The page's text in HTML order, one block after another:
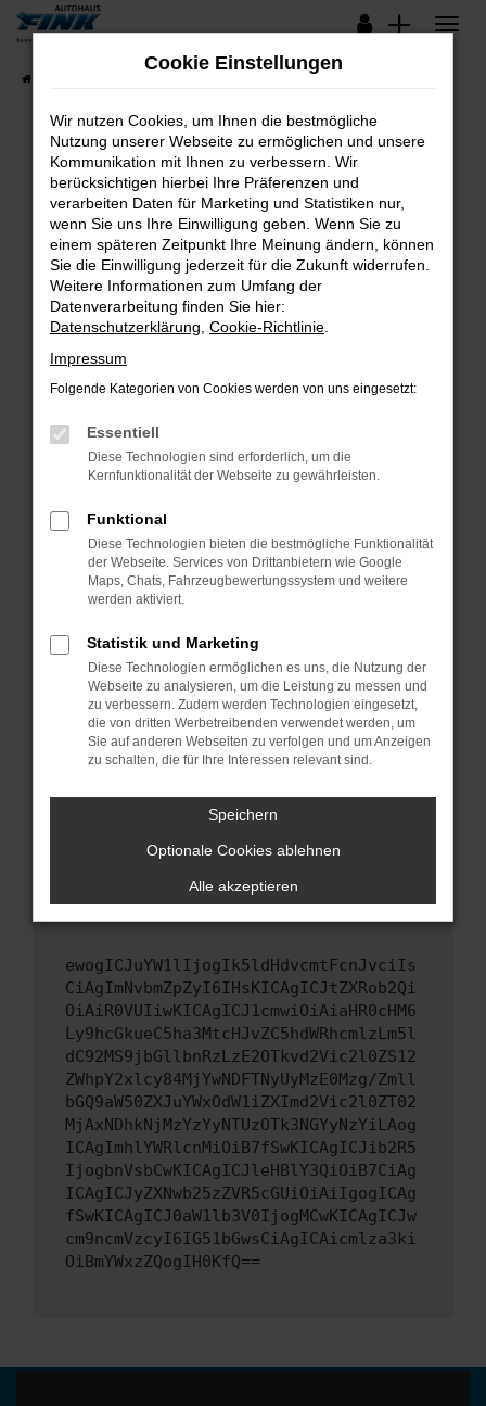
Zum
springen
Lagerfahrzeuge
Fehler: Network Error
Beim Laden ist ein Fehler aufgetreten.
Hier sind ein paar Tipps, die dir helfen können:
Überprüfe deine Firewall und deine
Internetverbindung.
Laden andere Webseiten, zum Beispiel deine
Suchmaschine?
Prüfe deine Browsererweiterungen.
können das Laden bestimmter Seiten
verhindern. Funktioniert die Seite in einem
anderen Browser oder in einem privaten
Starte dein Gerät neu.
Das kann manchmal helfen, vorübergehende
Probleme zu beheben.
Betriebssystem auf dem neuesten Stand
sind.
Veraltete Software birgt nicht nur ein
Sicherheitsrisiko, sondern kann auch dazu
führen, dass bestimmte Funktionen nicht mehr
unterstützt werden.
Wende dich an den Webseitenbetreiber.
Wenn du alle oben genannten Schritte versucht
hast, kontaktiere uns bitte. Wir werden
versuchen, das Problem zu beheben. Du kannst
uns diesen Text schicken, um uns bei der
ewogICJuYW1lIjogIk5ldHdvcmtFcnJvciIs
CiAgImNvbmZpZyI6IHsKICAgICJtZXRob2Qi
OiAiR0VUIiwKICAgICJ1cmwiOiAiaHR0cHM6
Ly9hcGkueC5ha3MtcHJvZC5hdWRhcmlzLm5l
dC92MS9jbGllbnRzLzE2OTkvd2Vic2l0ZS12
ZWhpY2xlcy84MjYwNDFTNyUyMzE0Mzg/Zmll
bGQ9aW50ZXJuYWxOdW1iZXImd2Vic2l0ZT02
MjAxNDhkNjMzYzYyNTUzOTk3NGYyNzYiLAog
ICAgImhlYWRlcnMiOiB7fSwKICAgICJib2R5
IjogbnVsbCwKICAgICJleHBlY3QiOiB7CiAg
ICAgICJyZXNwb25zZVR5cGUiOiAiIgogICAg
fSwKICAgICJ0aW1lb3V0IjogMCwKICAgICJw
cm9ncmVzcyI6IG51bGwsCiAgICAicmlza3ki
OiBmYWxzZQogIH0KfQ==
Cookie Einstellungen
Wir nutzen Cookies, um Ihnen die bestmögliche
Nutzung unserer Webseite zu ermöglichen und unsere
Kommunikation mit Ihnen zu verbessern. Wir
berücksichtigen hierbei Ihre Präferenzen und
verarbeiten Daten für Marketing und Statistiken nur,
wenn Sie uns Ihre Einwilligung geben. Wenn Sie zu
einem späteren Zeitpunkt Ihre Meinung ändern, können
Sie die Einwilligung jederzeit für die Zukunft widerrufen.
Weitere Informationen zum Umfang der
Datenverarbeitung finden Sie hier:
Datenschutzerklärung Cookie-Richtlinie
Impressum
Folgende Kategorien von Cookies werden von uns eingesetzt:
Essentiell
Diese Technologien sind erforderlich, um die
Kernfunktionalität der Webseite zu gewährleisten.
Funktional
Diese Technologien bieten die bestmögliche Funktionalität
der Webseite. Services von Drittanbietern wie Google
Maps, Chats, Fahrzeugbewertungssystem und weitere
werden aktiviert.
Statistik und Marketing
Diese Technologien ermöglichen es uns, die Nutzung der
Webseite zu analysieren, um die Leistung zu messen und
zu verbessern. Zudem werden Technologien eingesetzt,
die von dritten Werbetreibenden verwendet werden, um
Sie auf anderen Webseiten zu verfolgen und um Anzeigen
zu schalten, die für Ihre Interessen relevant sind.
Speichern
Optionale Cookies ablehnen
Alle akzeptieren